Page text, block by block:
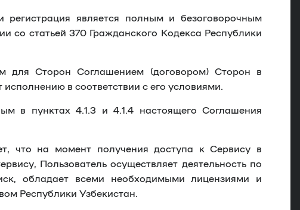
является полным и безоговорочным
со статьей 370 Гражданского Кодекса Республики
для Сторон Соглашением (договором) Сторон в
в соответствии с его условиями.
в пунктах 4.1.3 и 4.1.4 настоящего Соглашения
что на момент получения доступа к Сервису в
Пользователь осуществляет деятельность по
обладает всеми необходимыми лицензиями и
Республики Узбекистан.